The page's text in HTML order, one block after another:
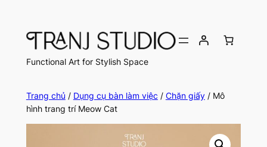
phần
Functional Art for Stylish Space
Trang chủ / Dụng cụ bàn làm việc / Chặn giấy/ Mô
hình trang trí Meow Cat